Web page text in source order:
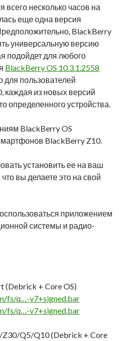
всего несколько часов на
еще одна версия
BlackBerry
универсальную версию
подойдет для любого
BlackBerry OS 10.3.1.2558
для пользователей
каждая из новых версий
определенного устройства.
BlackBerry OS
BlackBerry Z10.
установить ее на ваш
вы делаете это на свой
приложением
системы и радио-
(Debrick + Core OS)
fs/q…-v7+signed.bar
fs/q…-v7+signed.bar
Q5/Q10 (Debrick + Core